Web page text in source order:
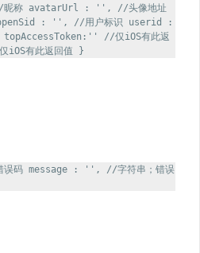
称 avatarUrl : '', //头像地址
: '', //用户标识 userid :
//仅iOS有此返
有此返回值 }
码 message : '', //字符串；错误